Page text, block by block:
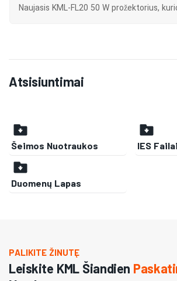
Reklaminiams Stendams Ir
Naujasis KML-FL20 50 W prožektorius,
kitus tarptautinius sertifikatus.
Atsisiuntimai
Šeimos Nuotraukos IES Failai
Duomenų Lapas
PALIKITE ŽINUTĘ
Leiskite KML Šiandien